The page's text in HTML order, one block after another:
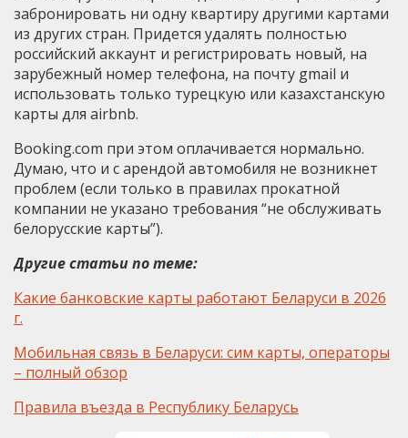
забронировать ни одну квартиру другими картами
из других стран. Придется удалять полностью
российский аккаунт и регистрировать новый, на
зарубежный номер телефона, на почту gmail и
использовать только турецкую или казахстанскую
карты для airbnb.
Booking.com при этом оплачивается нормально.
Думаю, что и с арендой автомобиля не возникнет
проблем (если только в правилах прокатной
компании не указано требования “не обслуживать
белорусские карты”).
Другие статьи по теме:
Какие банковские карты работают Беларуси в 2026
г.
Мобильная связь в Беларуси: сим карты, операторы
– полный обзор
Правила въезда в Республику Беларусь